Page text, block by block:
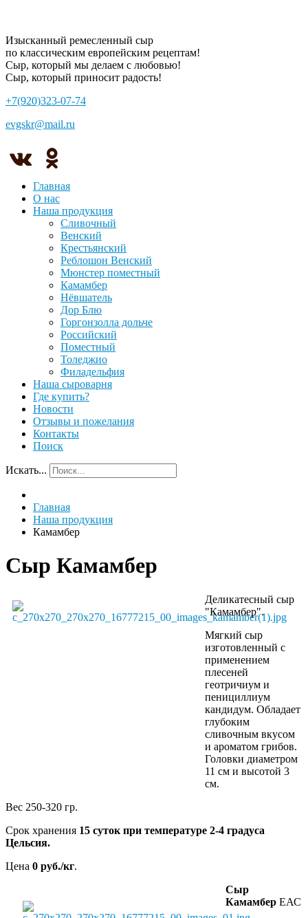
Изысканный ремесленный сыр
по классическим европейским рецептам!
Сыр, который мы делаем с любовью!
Сыр, который приносит радость!
+7(920)323-07-74
evgskr@mail.ru
Главная
О нас
Наша продукция
Сливочный
Венский
Крестьянский
Реблошон Венский
Мюнстер поместный
Камамбер
Нёвшатель
Дор Блю
Горгонзолла дольче
Российский
Поместный
Толеджио
Филадельфия
Наша сыроварня
Где купить?
Новости
Отзывы и пожелания
Контакты
Поиск
Искать...
Главная
Наша продукция
Камамбер
Сыр Камамбер
Деликатесный сыр
"Камамбер".
Мягкий сыр
изготовленный с
применением
плесеней
геотричиум и
пенициллиум
кандидум. Обладает
глубоким
сливочным вкусом
и ароматом грибов.
Головки диаметром
11 см и высотой 3
см.
Вес 250-320 гр.
Срок хранения 15 суток при температуре 2-4 градуса
Цельсия.
Цена 0 руб./кг.
Сыр
Камамбер ЕАС